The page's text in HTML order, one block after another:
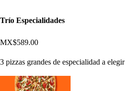
Trío Especialidades
MX$589.00
3 pizzas grandes de especialidad a elegir